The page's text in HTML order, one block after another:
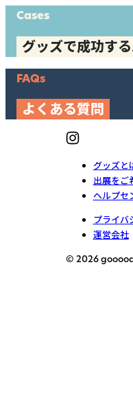
Cases
グッズで成功す
FAQs
よくある質問
グッズと
出展をご
ヘルプセ
プライバ
運営会社
© 2026